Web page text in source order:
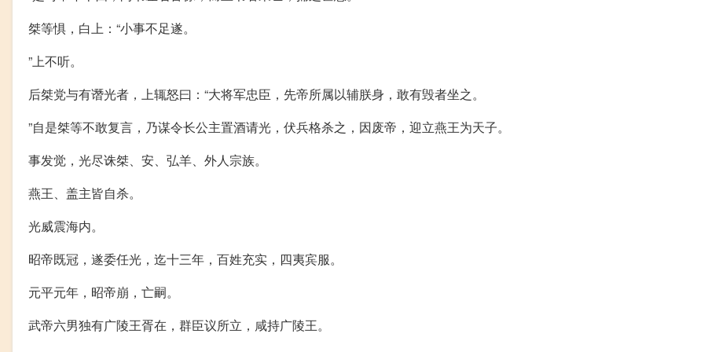
桀等惧，白上：“小事不足遂。
”上不听。
后桀党与有谮光者，上辄怒曰：“大将军忠臣，先帝所属以辅朕身，敢有毁者坐之。
”自是桀等不敢复言，乃谋令长公主置酒请光，伏兵格杀之，因废帝，迎立燕王为天子。
事发觉，光尽诛桀、安、弘羊、外人宗族。
燕王、盖主皆自杀。
光威震海内。
昭帝既冠，遂委任光，迄十三年，百姓充实，四夷宾服。
元平元年，昭帝崩，亡嗣。
武帝六男独有广陵王胥在，群臣议所立，咸持广陵王。